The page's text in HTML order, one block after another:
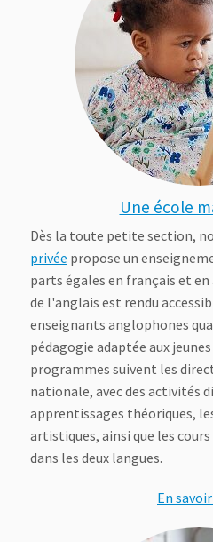
Une école
Dès la toute petite section,
privée propose un
parts égales en français et
de l'anglais est rendu
enseignants anglophones
pédagogie adaptée aux
programmes suivent les
nationale, avec des activités
apprentissages théoriques,
artistiques, ainsi que les
dans les deux langues.
En